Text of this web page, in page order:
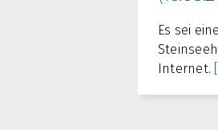
Es sei
Internet.